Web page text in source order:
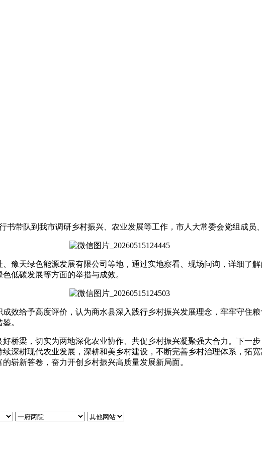
书带队到我市调研乡村振兴、农业发展等工作 ， 市人大常委会党组成员
豫天绿色能源发展有限公司等地 ， 通过实地察看、现场问询 ， 详细了
低碳发展等方面的举措与成效。
效给予高度评价 ， 认为商水县深入践行乡村振兴发展理念 ， 牢牢守住
鉴。
桥梁 ， 切实为两地深化农业协作、共促乡村振兴凝聚强大合力 。 下一步
续深耕现代农业发展 ， 深耕和美乡村建设 ， 不断完善乡村治理体系 ， 拓宽
的崭新答卷 ， 奋力开创乡村振兴高质量发展新局面。